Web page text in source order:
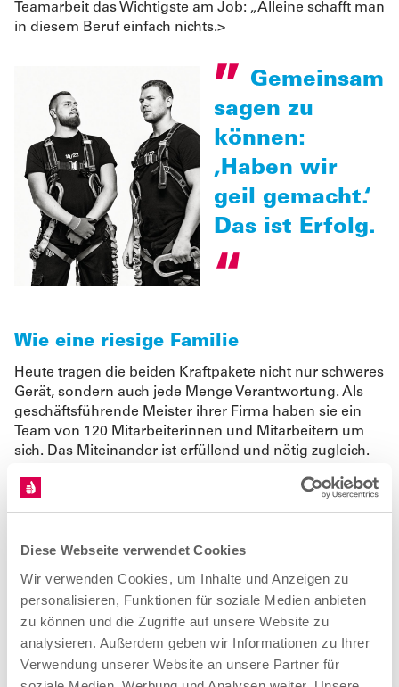
Diese Webseite verwendet Cookies
Wir verwenden Cookies, um Inhalte und Anzeigen zu
personalisieren, Funktionen für soziale Medien anbieten
zu können und die Zugriffe auf unsere Website zu
analysieren. Außerdem geben wir Informationen zu Ihrer
Verwendung unserer Website an unsere Partner für
Teamarbeit das Wichtigste am Job: „Alleine schafft man
in diesem Beruf einfach nichts.>
Gemeinsam
sagen zu
können:
,Haben wir
geil gemacht.‘
Das ist Erfolg.
Wie eine riesige Familie
Heute tragen die beiden Kraftpakete nicht nur schweres
Gerät, sondern auch jede Menge Verantwortung. Als
geschäftsführende Meister ihrer Firma haben sie ein
Team von 120 Mitarbeiterinnen und Mitarbeitern um
sich. Das Miteinander ist erfüllend und nötig zugleich.
– wie der Bau eines Gerüstes unter Wasser zum
Beispiel. Dabei sind neben körperlicher Robustheit
Außerdem sollte man zwar keine Angst, aber
einig. Sonst wird man eventuell fahrlässig. Wenn man
das verinnerlicht hat, bleibt genug Raum, um „die
frische Luft, die Sonne und die Kollegen“ zu schätzen.
Denn es sind diese und viele weitere positive
Nebeneffekte, die dafür sorgen, dass dieser Beruf für